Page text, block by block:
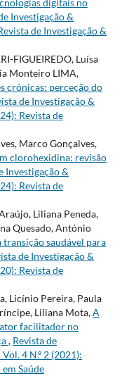
Investigação &
de Investigação &
FIGUEIREDO, Luísa
Monteiro LIMA,
crónicas: perceção do
de Investigação &
Revista de
Marco Gonçalves,
clorohexidina: revisão
Investigação &
Revista de
Liliana Peneda,
Quesado, António
saudável para
de Investigação &
Revista de
Licínio Pereira, Paula
Liliana Mota,A
facilitador no
, Revista de
4 N.º 2 (2021):
Saúde